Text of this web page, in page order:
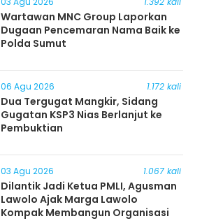
Wartawan MNC Group Laporkan
Dugaan Pencemaran Nama Baik ke
Polda Sumut
06 Agu 2026 1.172 kali
Dua Tergugat Mangkir, Sidang
Gugatan KSP3 Nias Berlanjut ke
Pembuktian
03 Agu 2026 1.067 kali
Dilantik Jadi Ketua PMLI, Agusman
Lawolo Ajak Marga Lawolo
Kompak Membangun Organisasi